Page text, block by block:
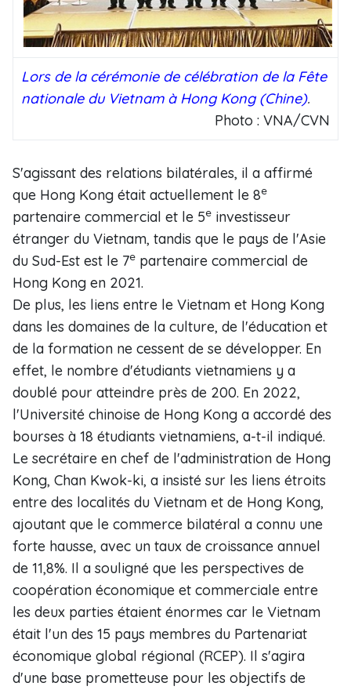
Lors de la cérémonie de célébration de la Fête
nationale du Vietnam à Hong Kong (Chine).
Photo : VNA/CVN
S'agissant des relations bilatérales, il a affirmé
que Hong Kong était actuellement le 8e
partenaire commercial et le 5e investisseur
étranger du Vietnam, tandis que le pays de l'Asie
du Sud-Est est le 7e partenaire commercial de
Hong Kong en 2021.
De plus, les liens entre le Vietnam et Hong Kong
dans les domaines de la culture, de l'éducation et
de la formation ne cessent de se développer. En
effet, le nombre d'étudiants vietnamiens y a
doublé pour atteindre près de 200. En 2022,
l'Université chinoise de Hong Kong a accordé des
bourses à 18 étudiants vietnamiens, a-t-il indiqué.
Le secrétaire en chef de l'administration de Hong
Kong, Chan Kwok-ki, a insisté sur les liens étroits
entre des localités du Vietnam et de Hong Kong,
ajoutant que le commerce bilatéral a connu une
forte hausse, avec un taux de croissance annuel
de 11,8%. Il a souligné que les perspectives de
coopération économique et commerciale entre
les deux parties étaient énormes car le Vietnam
était l'un des 15 pays membres du Partenariat
économique global régional (RCEP). Il s'agira
d'une base prometteuse pour les objectifs de